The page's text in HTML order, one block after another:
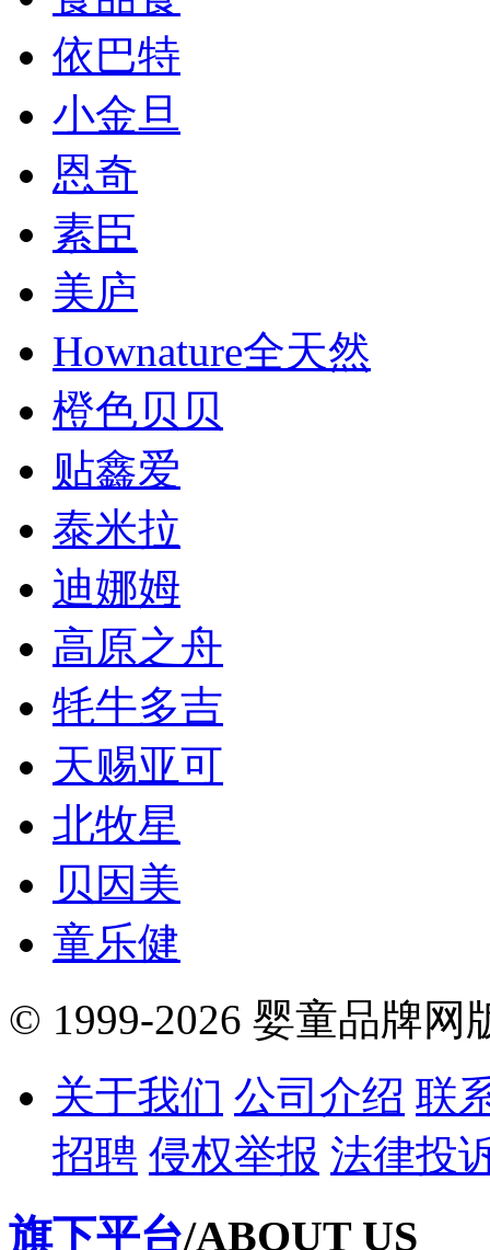
依巴特
小金旦
恩奇
素臣
美庐
Hownature全天然
橙色贝贝
贴鑫爱
泰米拉
迪娜姆
高原之舟
牦牛多吉
天赐亚可
北牧星
贝因美
童乐健
© 1999-2026 婴童品牌网
关于我们 公司介绍 联
招聘 侵权举报 法律投
旗下平台/ABOUT US